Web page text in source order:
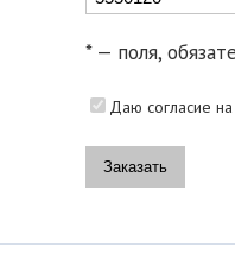
* — поля,
Даю согласие